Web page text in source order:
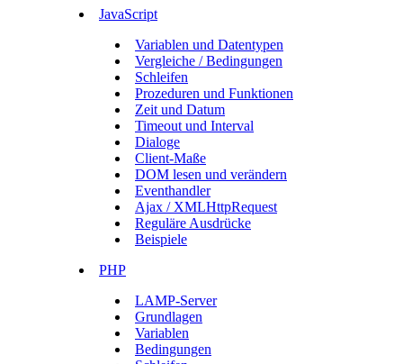
JavaScript
Variablen und Datentypen
Vergleiche / Bedingungen
Schleifen
Prozeduren und Funktionen
Zeit und Datum
Timeout und Interval
Dialoge
Client-Maße
DOM lesen und verändern
Eventhandler
Ajax / XMLHttpRequest
Reguläre Ausdrücke
Beispiele
PHP
LAMP-Server
Grundlagen
Variablen
Bedingungen